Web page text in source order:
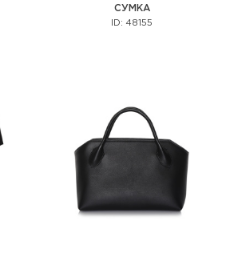
СУМКА
ID: 48155